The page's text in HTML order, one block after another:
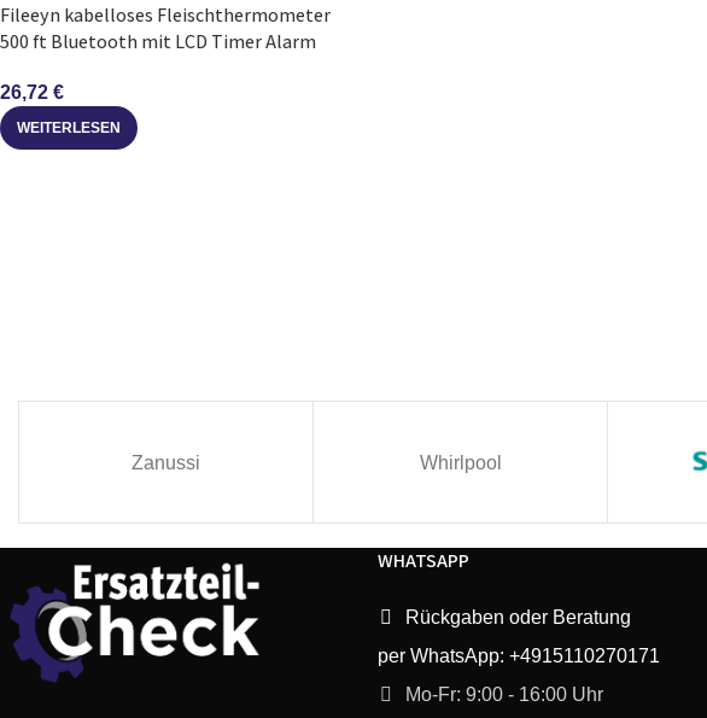
Fileeyn kabelloses Fleischthermometer
500 ft Bluetooth mit LCD Timer Alarm
26,72 €
WEITERLESEN
Zanussi Whirlpool
WHATSAPP
Rückgaben oder Beratung
per WhatsApp: +4915110270171
Mo-Fr: 9:00 - 16:00 Uhr